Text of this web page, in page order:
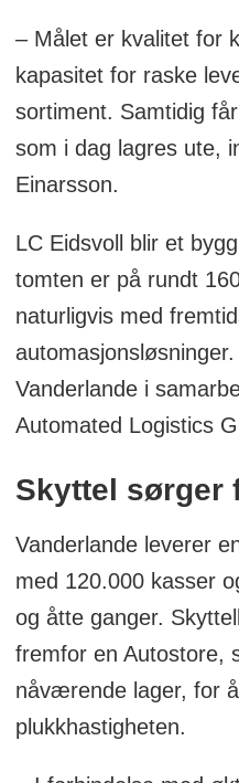
– Målet er kvalitet for
kapasitet for raske
sortiment. Samtidig
som i dag lagres ute,
Einarsson.
LC Eidsvoll blir et
tomten er på rundt
naturligvis med
Vanderlande i
Automated Logistics
Skyttel sørger
Vanderlande leverer
med 120.000 kasser
og åtte ganger.
fremfor en Autostore,
nåværende lager, for
plukkhastigheten.